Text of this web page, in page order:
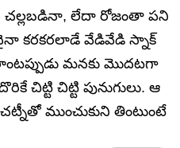
చల్లబడినా, లేదా రోజంతా పని
కరకరలాడే వేడివేడి స్నాక్
మనకు మొదటగా
చిట్టి చిట్టి పునుగులు. ఆ
ముంచుకుని తింటుంటే